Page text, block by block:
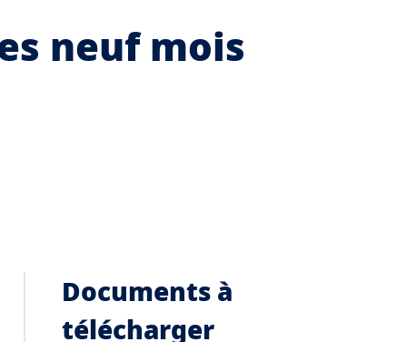
neuf mois
Documents à
télécharger